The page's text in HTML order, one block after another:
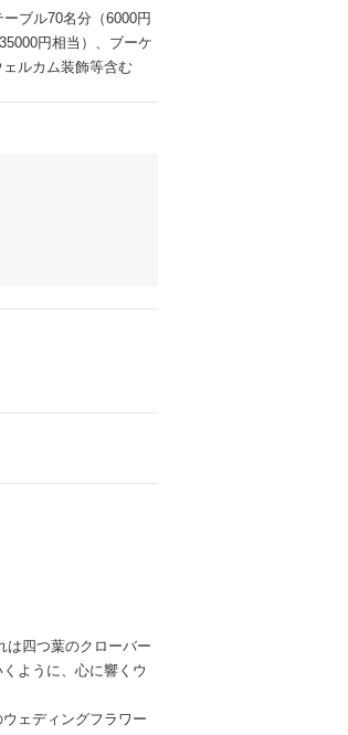
ブル70名分（6000円
円相当）、ブーケ
ルカム装飾等含む
四つ葉のクローバー
ように、心に響くウ
ェディングフラワー